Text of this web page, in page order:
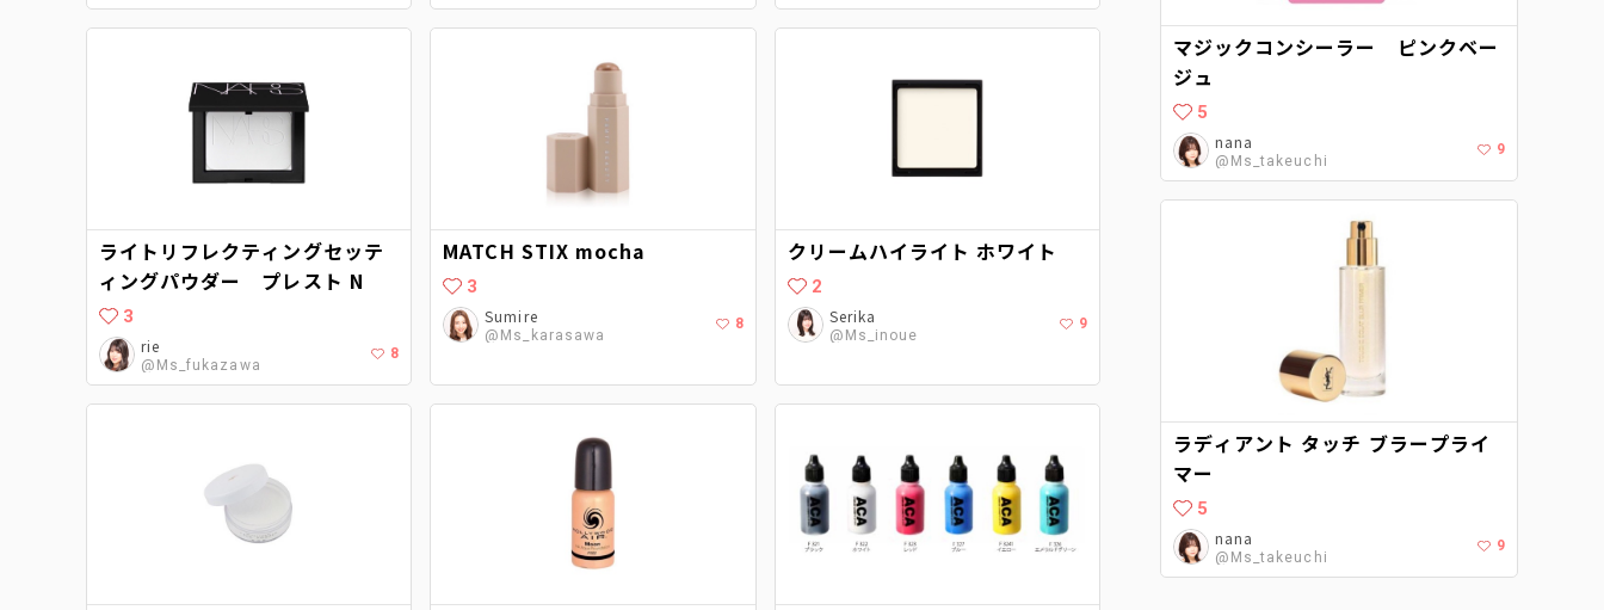
ライトリフレクティングセッテ
ィングパウダー プレスト N
3
rie
@Ms_fukazawa
8
MATCH STIX mocha
3
Sumire
@Ms_karasawa
8
クリームハイライト ホワイト
2
Serika
@Ms_inoue
9
マジックコンシーラー ピンクベー
ジュ
5
nana
@Ms_takeuchi
9
ラディアント タッチ ブラープライ
マー
5
nana
@Ms_takeuchi
9